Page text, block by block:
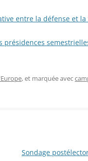
entre la défense et
présidences
, et marquée avec
Sondage